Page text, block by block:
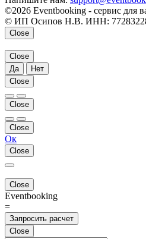
©2026 Eventbooking - сервис для
© ИП Осипов Н.В. ИНН:
Close
Close
Да
Нет
Close
Close
Close
Ок
Close
Close
Eventbooking
=
Запросить расчет
Close